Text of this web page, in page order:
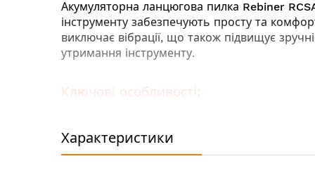
Акумуляторна ланцюгова пилка Rebiner
інструменту забезпечують просту та
виключає вібрації, що також підвищує
утримання інструменту.
Ключові особливості:
Невеликі габарити – для роботи в
Характеристики